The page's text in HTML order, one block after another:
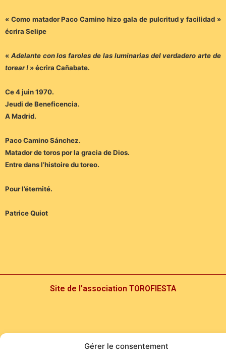
Gérer le consentement
« Como matador Paco Camino hizo gala de pulcritud y facilidad »
écrira Selipe
« Adelante con los faroles de las luminarias del verdadero arte de
torear ! » écrira Cañabate.
Ce 4 juin 1970.
Jeudi de Beneficencia.
A Madrid.
Paco Camino Sánchez.
Matador de toros por la gracia de Dios.
Entre dans l’histoire du toreo.
Pour l’éternité.
Patrice Quiot
Site de l'association TOROFIESTA